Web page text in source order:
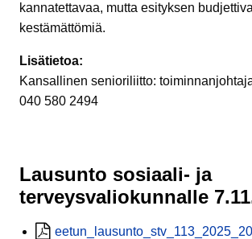
kannatettavaa, mutta esityksen
kestämättömiä.
Lisätietoa:
Kansallinen senioriliitto:
040 580 2494
Lausunto sosiaali- ja
terveysvaliokunnalle